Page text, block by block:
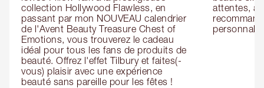
collection Hollywood Flawless, en
passant par mon NOUVEAU calendrier
de l'Avent Beauty Treasure Chest of
Emotions, vous trouverez le cadeau
idéal pour tous les fans de produits de
beauté. Offrez l'effet Tilbury et faites(-
vous) plaisir avec une expérience
beauté sans pareille pour les fêtes !
attentes,